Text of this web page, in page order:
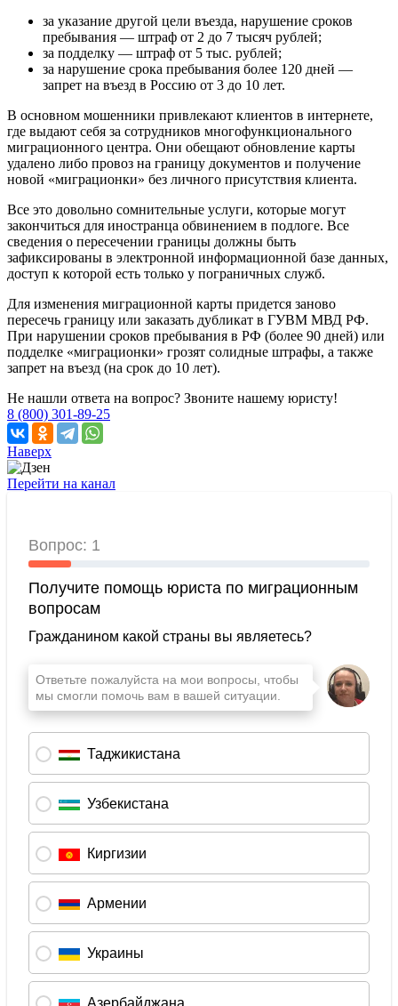
за указание другой цели въезда, нарушение сроков
пребывания — штраф от 2 до 7 тысяч рублей;
за подделку — штраф от 5 тыс. рублей;
за нарушение срока пребывания более 120 дней —
запрет на въезд в Россию от 3 до 10 лет.
В основном мошенники привлекают клиентов в интернете,
где выдают себя за сотрудников многофункционального
миграционного центра. Они обещают обновление карты
удалено либо провоз на границу документов и получение
новой «миграционки» без личного присутствия клиента.
Все это довольно сомнительные услуги, которые могут
закончиться для иностранца обвинением в подлоге. Все
сведения о пересечении границы должны быть
зафиксированы в электронной информационной базе данных,
доступ к которой есть только у пограничных служб.
Для изменения миграционной карты придется заново
пересечь границу или заказать дубликат в ГУВМ МВД РФ.
При нарушении сроков пребывания в РФ (более 90 дней) или
подделке «миграционки» грозят солидные штрафы, а также
запрет на въезд (на срок до 10 лет).
Не нашли ответа на вопрос? Звоните нашему юристу!
8 (800) 301-89-25
Наверх
Перейти на канал